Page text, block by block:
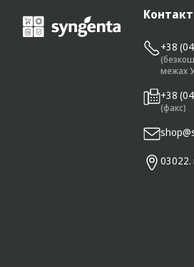
+38
межах
+38
(факс)
03022.